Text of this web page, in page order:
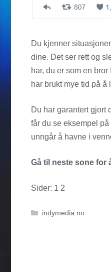
Du kjenner
dine. Det ser rett og
har, du er som en
har brukt mye tid på å
Du har garantert gjort
får du se eksempel
unngår å havne i
Gå til neste sone for
Sider: 1 2
Kategorier
indymedia.no